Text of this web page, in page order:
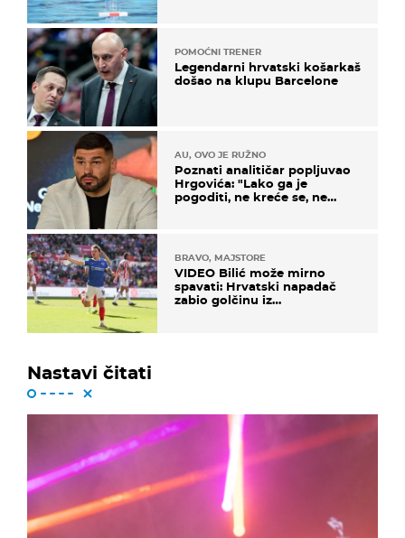
POMOĆNI TRENER
Legendarni hrvatski košarkaš
došao na klupu Barcelone
AU, OVO JE RUŽNO
Poznati analitičar popljuvao
Hrgovića: "Lako ga je
pogoditi, ne kreće se, ne
BRAVO, MAJSTORE
VIDEO Bilić može mirno
spavati: Hrvatski napadač
zabio golčinu iz
Nastavi čitati